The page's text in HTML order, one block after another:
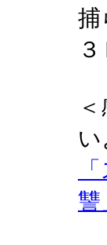
捕
讐